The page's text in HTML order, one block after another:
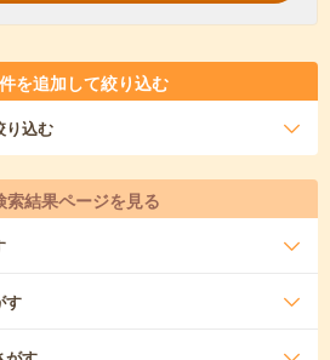
を追加して絞り込む
り込む
索結果ページを見る
す